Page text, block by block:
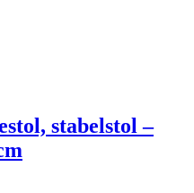
stabelstol –